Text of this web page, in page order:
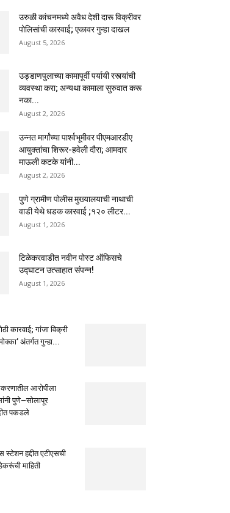
उरुळी कांचनमध्ये अवैध देशी दारू विक्रीवर
पोलिसांची कारवाई; एकावर गुन्हा दाखल
August 5, 2026
उड्डाणपुलाच्या कामापूर्वी पर्यायी रस्त्यांची
व्यवस्था करा; अन्यथा कामाला सुरुवात करू
नका...
August 2, 2026
उन्नत मार्गांच्या पार्श्वभूमीवर पीएमआरडीए
आयुक्तांचा शिरूर-हवेली दौरा; आमदार
माऊली कटके यांनी...
August 2, 2026
पुणे ग्रामीण पोलीस मुख्यालयाची नाथाची
वाडी येथे धडक कारवाई ;१२० लीटर...
August 1, 2026
टिळेकरवाडीत नवीन पोस्ट ऑफिसचे
उद्घाटन उत्साहात संपन्न!
August 1, 2026
कारवाई; गांजा विक्री
अंतर्गत गुन्हा...
आरोपीला
पुणे–सोलापूर
पकडले
हद्दीत एटीएसची
माहिती